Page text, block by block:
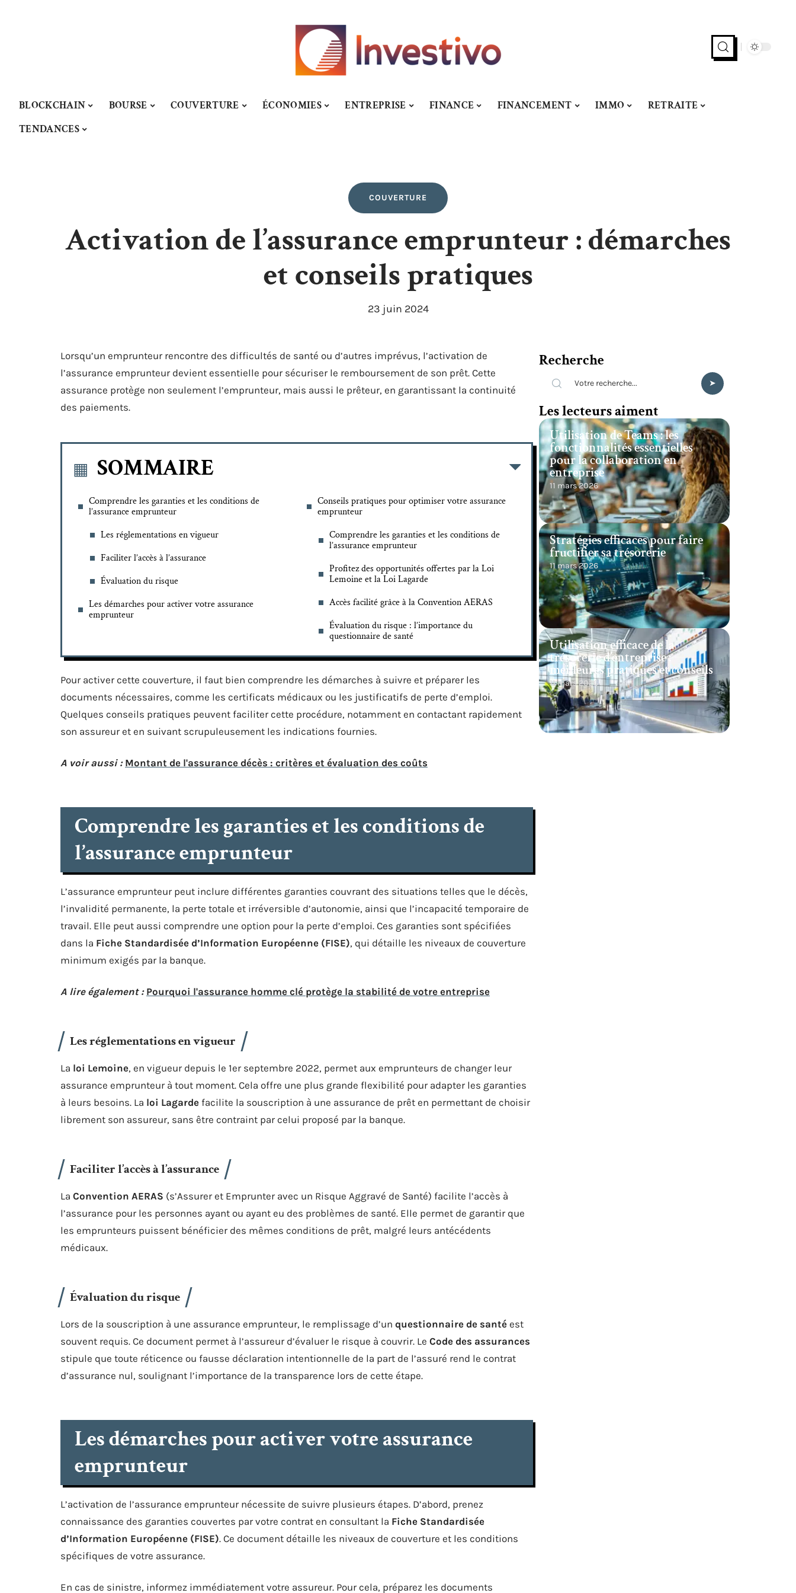
BLOCKCHAIN BOURSE COUVERTURE ÉCONOMIES ENTREPRISE FINANCE FINANCEMENT IMMO
RETRAITE
TENDANCES
COUVERTURE
Activation de l’assurance emprunteur : démarches
et conseils pratiques
23 juin 2024
Lorsqu’un emprunteur rencontre des difficultés de santé ou d’autres imprévus, l’activation de
l’assurance emprunteur devient essentielle pour sécuriser le remboursement de son prêt. Cette
assurance protège non seulement l’emprunteur, mais aussi le prêteur, en garantissant la continuité
des paiements.
SOMMAIRE
Comprendre les garanties et les conditions de
l’assurance emprunteur
Les réglementations en vigueur
Faciliter l’accès à l’assurance
Évaluation du risque
Les démarches pour activer votre assurance
emprunteur
Conseils pratiques pour optimiser votre assurance
emprunteur
Comprendre les garanties et les conditions de
l’assurance emprunteur
Profitez des opportunités offertes par la Loi
Lemoine et la Loi Lagarde
Accès facilité grâce à la Convention AERAS
Évaluation du risque : l’importance du
questionnaire de santé
Pour activer cette couverture, il faut bien comprendre les démarches à suivre et préparer les
documents nécessaires, comme les certificats médicaux ou les justificatifs de perte d’emploi.
Quelques conseils pratiques peuvent faciliter cette procédure, notamment en contactant rapidement
son assureur et en suivant scrupuleusement les indications fournies.
A voir aussi : Montant de l'assurance décès : critères et évaluation des coûts
Comprendre les garanties et les conditions de
l’assurance emprunteur
L’assurance emprunteur peut inclure différentes garanties couvrant des situations telles que le décès,
l’invalidité permanente, la perte totale et irréversible d’autonomie, ainsi que l’incapacité temporaire de
travail. Elle peut aussi comprendre une option pour la perte d’emploi. Ces garanties sont spécifiées
dans la Fiche Standardisée d’Information Européenne (FISE), qui détaille les niveaux de couverture
minimum exigés par la banque.
A lire également : Pourquoi l'assurance homme clé protège la stabilité de votre entreprise
Les réglementations en vigueur
La loi Lemoine, en vigueur depuis le 1er septembre 2022, permet aux emprunteurs de changer leur
assurance emprunteur à tout moment. Cela offre une plus grande flexibilité pour adapter les garanties
à leurs besoins. La loi Lagarde facilite la souscription à une assurance de prêt en permettant de choisir
librement son assureur, sans être contraint par celui proposé par la banque.
Faciliter l’accès à l’assurance
La Convention AERAS (s’Assurer et Emprunter avec un Risque Aggravé de Santé) facilite l’accès à
l’assurance pour les personnes ayant ou ayant eu des problèmes de santé. Elle permet de garantir que
les emprunteurs puissent bénéficier des mêmes conditions de prêt, malgré leurs antécédents
médicaux.
Évaluation du risque
Lors de la souscription à une assurance emprunteur, le remplissage d’un questionnaire de santé est
souvent requis. Ce document permet à l’assureur d’évaluer le risque à couvrir. Le Code des assurances
stipule que toute réticence ou fausse déclaration intentionnelle de la part de l’assuré rend le contrat
d’assurance nul, soulignant l’importance de la transparence lors de cette étape.
Les démarches pour activer votre assurance
emprunteur
L’activation de l’assurance emprunteur nécessite de suivre plusieurs étapes. D’abord, prenez
connaissance des garanties couvertes par votre contrat en consultant la Fiche Standardisée
d’Information Européenne (FISE). Ce document détaille les niveaux de couverture et les conditions
spécifiques de votre assurance.
En cas de sinistre, informez immédiatement votre assureur. Pour cela, préparez les documents
Recherche
Les lecteurs aiment
Utilisation de Teams : les
fonctionnalités essentielles
pour la collaboration en
entreprise
11 mars 2026
Stratégies efficaces pour faire
fructifier sa trésorerie
11 mars 2026
Utilisation efficace de la
trésorerie d’entreprise :
meilleures pratiques et conseils
11 mars 2026